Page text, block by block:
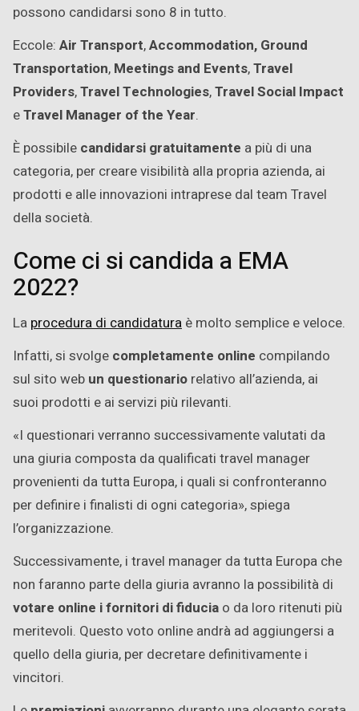
possono candidarsi sono 8 in tutto.
Eccole: Air Transport,Accommodation, Ground
Transportation, Meetings and Events,Travel
Providers,Travel Technologies,Travel Social Impact
eTravel Manager of the Year.
È possibile candidarsi gratuitamente a più di una
categoria, per creare visibilità alla propria azienda, ai
prodotti e alle innovazioni intraprese dal team Travel
della società.
Come ci si candida a EMA
2022?
La procedura di candidatura è molto semplice e veloce.
Infatti, si svolge completamente online compilando
sul sito web un questionario relativo all’azienda, ai
suoi prodotti e ai servizi più rilevanti.
«I questionari verranno successivamente valutati da
una giuria composta da qualificati travel manager
provenienti da tutta Europa, i quali si confronteranno
per definire i finalisti di ogni categoria», spiega
l’organizzazione.
Successivamente, i travel manager da tutta Europa che
non faranno parte della giuria avranno la possibilità di
votare online i fornitori di fiducia o da loro ritenuti più
meritevoli. Questo voto online andrà ad aggiungersi a
quello della giuria, per decretare definitivamente i
vincitori.